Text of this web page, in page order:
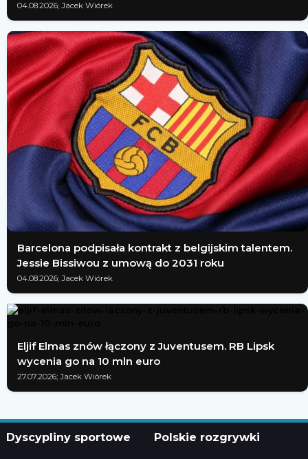
04.08.2026; Jacek Wiórek
Barcelona podpisała kontrakt z belgijskim talentem.
Jessie Bissiwou z umową do 2031 roku
04.08.2026; Jacek Wiórek
Eljif Elmas znów łączony z Juventusem. RB Lipsk
wycenia go na 10 mln euro
27.07.2026; Jacek Wiórek
Dyscypliny sportowe Polskie rozgrywki